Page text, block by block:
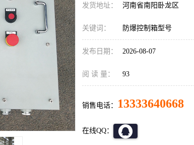
发货地址： 河南省南阳卧龙区
关键词： 防爆控制箱型号
发布日期： 2026-08-07
阅 读 量： 93
销售电话： 13333640668
在线QQ：